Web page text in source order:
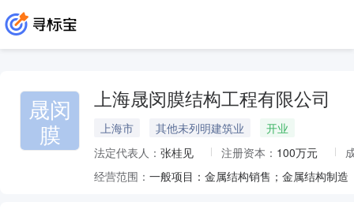
晟闵
膜
上海晟闵膜结构工程有限公司
上海市 其他未列明建筑业
开业
法定代表人： 张桂见 注册资本： 100万元
经营范围：